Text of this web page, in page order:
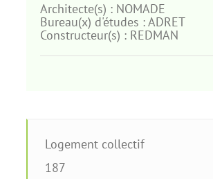
Architecte(s) : NOMADE
Bureau(x) d'études :ADRET
Constructeur(s) : REDMAN
Logement collectif
187